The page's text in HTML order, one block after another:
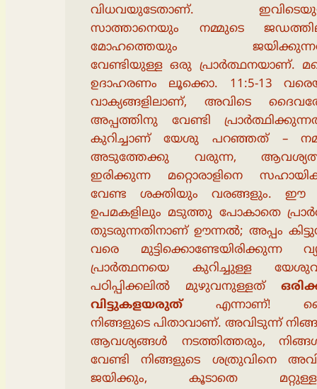
വിധവയുടേതാണ്.
സാത്താനെയും നമ്മുടെ
മോഹത്തെയും
വേണ്ടിയുള്ള ഒരു പ്രാർത്ഥനയാണ്.
ഉദാഹരണം ലൂക്കൊ. 11:5-13
വാക്യങ്ങളിലാണ്, അവിടെ
അപ്പത്തിനു വേണ്ടി
കുറിച്ചാണ് യേശു പറഞ്ഞത് –
അടുത്തേക്കു വരുന്ന,
ഇരിക്കുന്ന മറ്റൊരാളിനെ
വേണ്ട ശക്തിയും വരങ്ങളും. ഈ
ഉപമകളിലും മടുത്തു പോകാതെ
തുടരുന്നതിനാണ് ഊന്നൽ; അപ്പം
വരെ മുട്ടിക്കൊണ്ടേയിരിക്കുന്ന
പ്രാർത്ഥനയെ കുറിച്ചുള്ള
പഠിപ്പിക്കലിൽ മുഴുവനുള്ളത്
വിട്ടുകളയരുത്എന്നാണ്!
നിങ്ങളുടെ പിതാവാണ്. അവിടുന്ന്
ആവശ്യങ്ങൾ നടത്തിത്തരും,
വേണ്ടി നിങ്ങളുടെ ശത്രുവിനെ
ജയിക്കും, കൂടാതെ